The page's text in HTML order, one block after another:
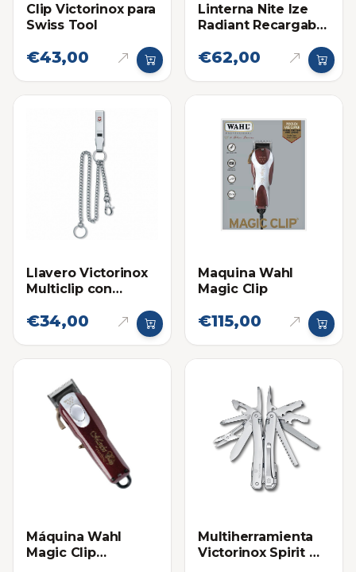
Clip Victorinox para
Swiss Tool
€43,00
Linterna Nite Ize
Radiant Recargable
€62,00
Llavero Victorinox
Multiclip con
€34,00
Maquina Wahl
Magic Clip
€115,00
Máquina Wahl
Magic Clip
Multiherramienta
Victorinox Spirit MX